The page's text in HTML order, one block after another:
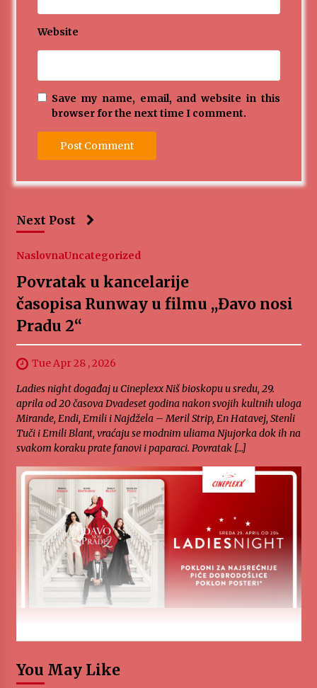
Website
Save my name, email, and website in this
browser for the next time I comment.
Next Post
NaslovnaUncategorized
Povratak u kancelarije
časopisa Runway u filmu ,,Đavo nosi
Pradu 2“
Tue Apr 28 , 2026
Ladies night događaj u Cineplexx Niš bioskopu u sredu, 29.
aprila od 20 časova Dvadeset godina nakon svojih kultnih uloga
Mirande, Endi, Emili i Najdžela – Meril Strip, En Hatavej, Stenli
Tuči i Emili Blant, vraćaju se modnim uliama Njujorka dok ih na
svakom koraku prate fanovi i paparaci. Povratak […]
You May Like